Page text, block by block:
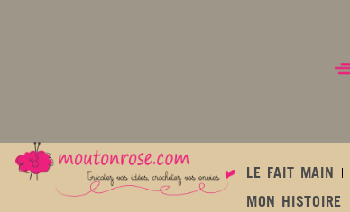
LE FAIT MAIN
MON HISTOIRE